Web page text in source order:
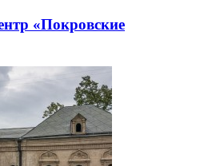
«Покровские